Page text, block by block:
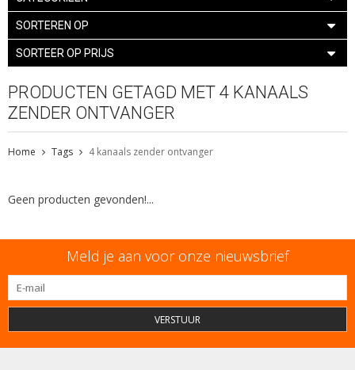
SORTEREN OP
SORTEER OP PRIJS
PRODUCTEN GETAGD MET 4 KANAALS
ZENDER ONTVANGER
Home Tags 4 kanaals zender ontvanger
Geen producten gevonden!...
Meld je aan voor onze nieuwsbrief
VERSTUUR